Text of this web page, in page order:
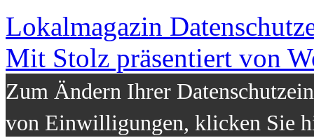
Lokalmagazin
Mit Stolz präsentiert von
Zum Ändern Ihrer
von Einwilligungen, klicken Sie